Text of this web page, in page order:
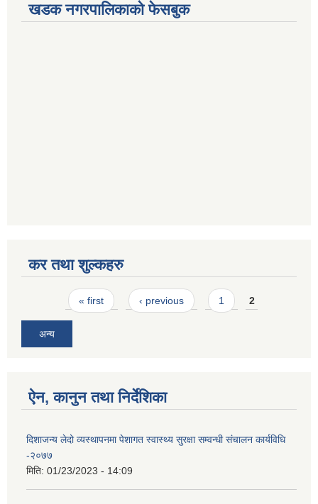
खडक नगरपालिकाको फेसबुक
कर तथा शुल्कहरु
Pages« first ‹ previous 1 2
अन्य
ऐन, कानुन तथा निर्देशिका
दिशाजन्य लेदो व्यस्थापनमा पेशागत स्वास्थ्य सुरक्षा सम्वन्धी संचालन कार्यविधि
-२०७७
मिति: 01/23/2023 - 14:09